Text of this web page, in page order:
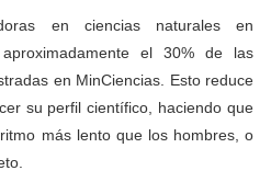
en ciencias naturales en
el 30% de las
en MinCiencias. Esto reduce
su perfil científico, haciendo que
más lento que los hombres, o